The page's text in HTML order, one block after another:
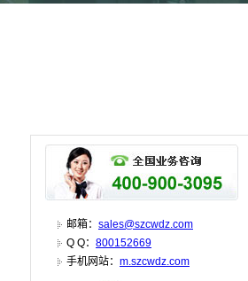
邮箱： sales@szcwdz.com
Q Q： 800152669
手机网站： m.szcwdz.com